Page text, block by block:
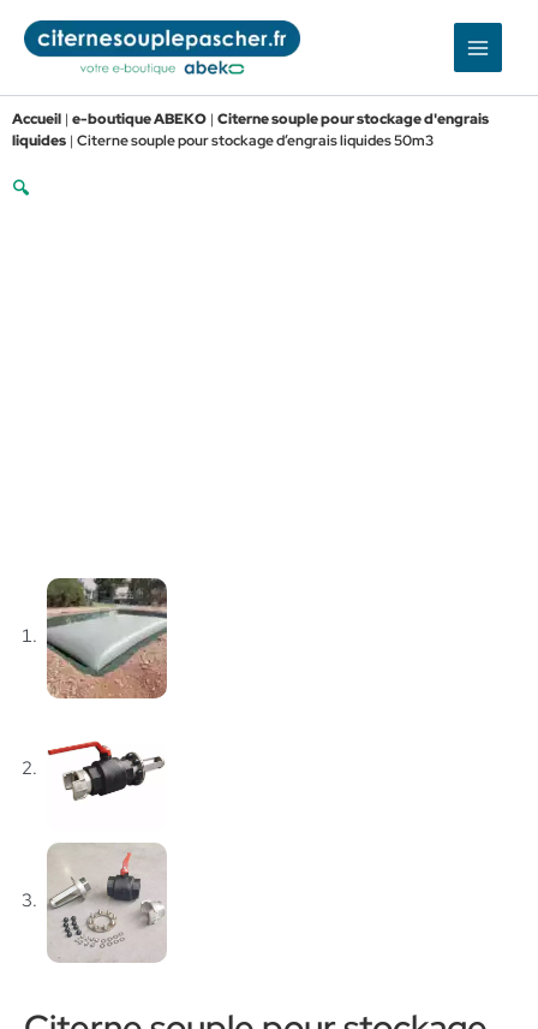
contenu
Accueil | e-boutique ABEKO | Citerne souple pour stockage d'engrais
liquides | Citerne souple pour stockage d’engrais liquides 50m3
🔍